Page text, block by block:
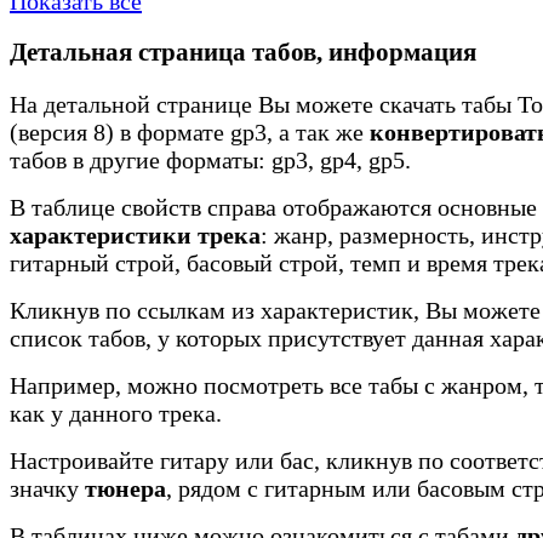
Детальная страница табов, информация
На детальной странице Вы можете скачать табы
(версия 8) в формате gp3, а так же
табов в другие форматы: gp3, gp4, gp5.
В таблице свойств справа отображаются основные
характеристики трека: жанр, размерность,
гитарный строй, басовый строй, темп и время
Кликнув по ссылкам из характеристик, Вы
список табов, у которых присутствует данная
Например, можно посмотреть все табы с жанром,
как у данного трека.
Настроивайте гитару или бас, кликнув по
значку тюнера, рядом с гитарным или басовым